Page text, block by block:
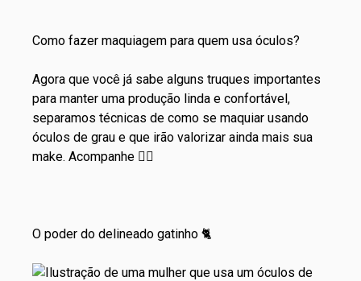
Como fazer maquiagem para quem usa óculos?
Agora que você já sabe alguns truques importantes
para manter uma produção linda e confortável,
separamos técnicas de como se maquiar usando
óculos de grau e que irão valorizar ainda mais sua
make. Acompanhe 👇🏾
O poder do delineado gatinho 🐈